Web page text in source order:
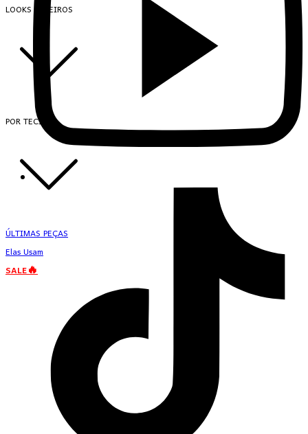
LOOKS INTEIROS
POR TECIDO
ÚLTIMAS PEÇAS
Elas Usam
SALE🔥